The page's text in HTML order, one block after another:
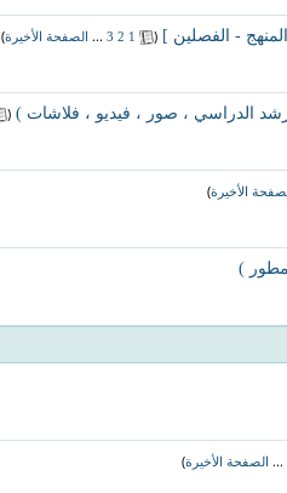
- الفصلين ] (
1
2
3
... الصفحة الأخيرة)
الدراسي ، صور ، فيديو ، فلاشات ) (
الأخيرة)
)
... الصفحة الأخيرة)